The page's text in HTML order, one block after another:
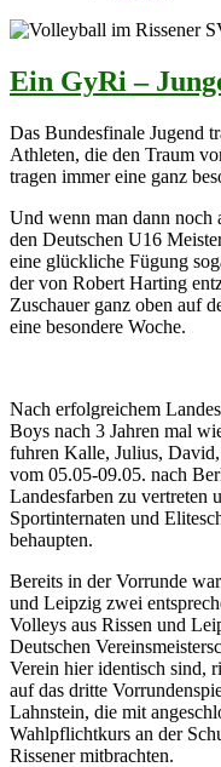
Ein GyRi –
Das Bundesfinale Jugend
Athleten, die den Traum
tragen immer eine ganz
Und wenn man dann noch
den Deutschen U16
eine glückliche Fügung
der von Robert Harting
Zuschauer ganz oben auf
eine besondere Woche.
Nach erfolgreichem
Boys nach 3 Jahren mal
fuhren Kalle, Julius,
vom 05.05-09.05. nach
Landesfarben zu vertreten
Sportinternaten und
behaupten.
Bereits in der Vorrunde
und Leipzig zwei
Volleys aus Rissen und
Deutschen
Verein hier identisch sind,
auf das dritte
Lahnstein, die mit
Wahlpflichtkurs an der
Rissener mitbrachten.